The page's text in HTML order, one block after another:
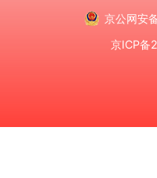
京公网安
京ICP备